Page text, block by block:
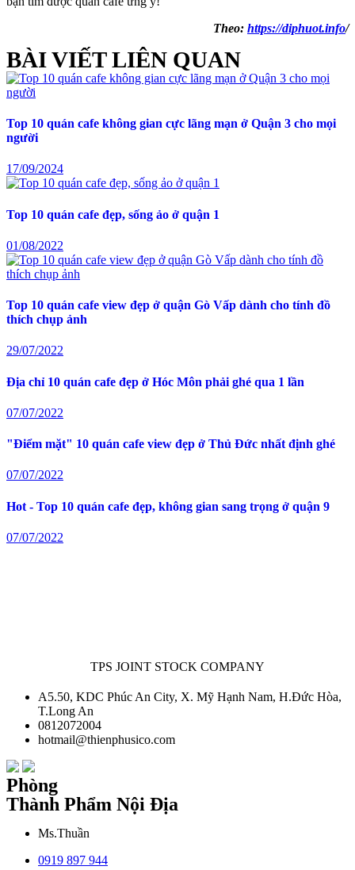
Theo: https://diphuot.info/
BÀI VIẾT LIÊN QUAN
Top 10 quán cafe không gian cực lãng mạn ở Quận 3 cho mọi
người
17/09/2024
Top 10 quán cafe đẹp, sống ảo ở quận 1
01/08/2022
Top 10 quán cafe view đẹp ở quận Gò Vấp dành cho tính đồ
thích chụp ảnh
29/07/2022
Địa chỉ 10 quán cafe đẹp ở Hóc Môn phải ghé qua 1 lần
07/07/2022
"Điểm mặt" 10 quán cafe view đẹp ở Thủ Đức nhất định ghé
07/07/2022
Hot - Top 10 quán cafe đẹp, không gian sang trọng ở quận 9
07/07/2022
TPS JOINT STOCK COMPANY
A5.50, KDC Phúc An City, X. Mỹ Hạnh Nam, H.Đức Hòa,
T.Long An
0812072004
hotmail@thienphusico.com
Phòng
Thành Phẩm Nội Địa
Ms.Thuần
0919 897 944